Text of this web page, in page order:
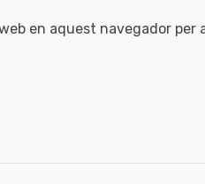
en aquest navegador per